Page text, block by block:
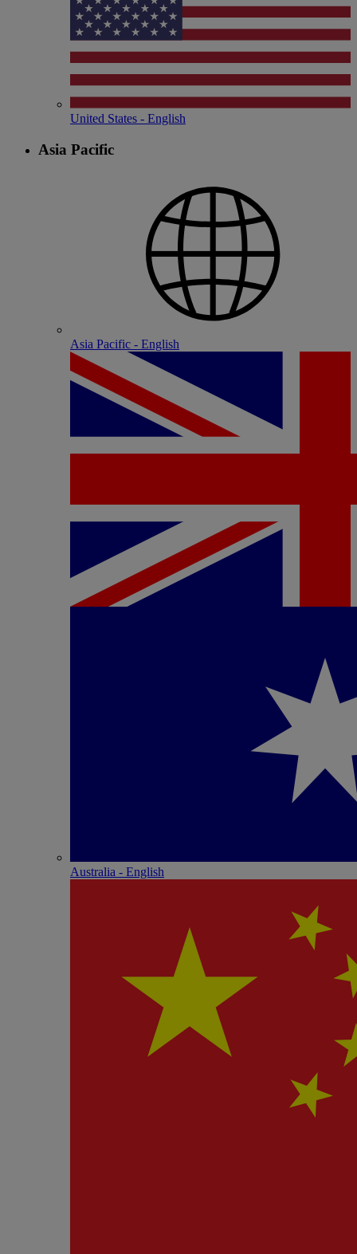
United States - English
Asia Pacific
Asia Pacific - English
Australia - English